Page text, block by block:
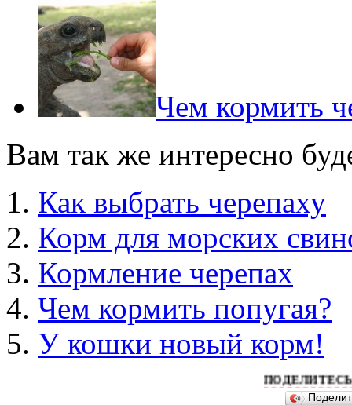
Чем кормить
Вам так же интересно
Как выбрать черепаху
Корм для морских
Кормление черепах
Чем кормить попугая?
У кошки новый корм!
ПОДЕЛИТЕСЬ